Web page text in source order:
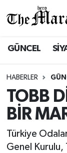
GÜNCEL
HABERLER
TOBB
BİR
Türkiye
Genel Kurulu,
İŞ
EĞİTİM
Hava
Namaz
Trafik
Süper Lig